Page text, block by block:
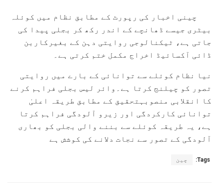
چینی اخبار کی رپورٹ کے مطابق نظام میں کوئلہ
بیٹری جیسے ڈھانچے کے اندر رکھ کر بجلی پیدا کی
جاتی ہے، ٹیکنالوجی روایتی دہن کے بغیرکاربن
ڈائی آکسائیڈ اخراج مکمل ختم کرتی ہے۔
نیا نظام کوئلے سے توانائی کے بارے میں روایتی
تصور کو چیلنج کرتا ہے۔وائر لیس بجلی فراہم کرنے
کا انقلابی منصوبہتحقیق کے مطابق طریقہ اعلیٰ
توانائی کارکردگی اور زیرو آلودگی فراہم کرتا
ہے، یہ طریقہ کوئلے سے بننے والی بجلی کو بھاری
آلودگی کے تصور سے نجات دلانے کی کوشش ہے
Tags: چین